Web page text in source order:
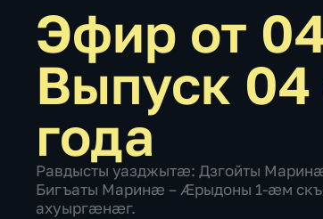
Эфир от
Выпуск 04
года
Равдысты уазджытæ: Дзгойты
Бигъаты Маринæ – Æрыдоны 1-æм
ахуыргæнæг.